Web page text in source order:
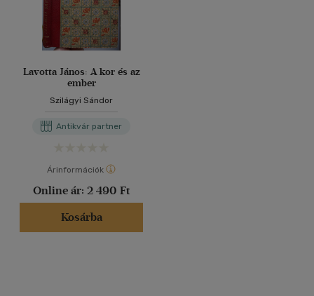
Lavotta János: A kor és az
ember
Szilágyi Sándor
Antikvár partner
Árinformációk
Online ár: 2 490 Ft
Kosárba